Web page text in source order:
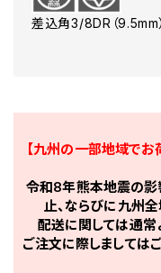
差込角3/8DR（9.5mm
【九州の一部地域で
令和8年熊本地震の影
止、ならびに九州
配送に関しては通常
ご注文に際しましては